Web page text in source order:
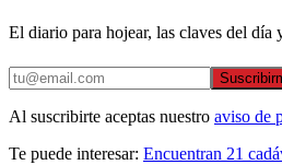
El diario para hojear, las claves del
Al suscribirte aceptas nuestro aviso de
Te puede interesar: Encuentran 21